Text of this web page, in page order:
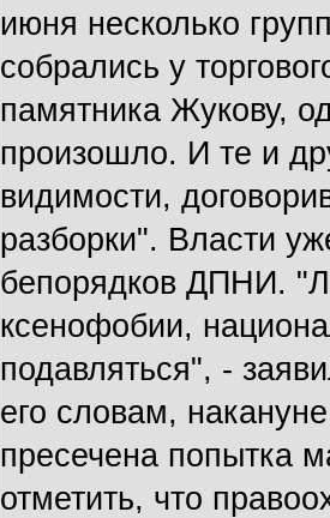
июня несколько
собрались у
памятника Жукову,
произошло. И те и
видимости,
разборки". Власти
бепорядков ДПНИ.
ксенофобии,
подавляться", -
его словам,
пресечена попытка
отметить, что